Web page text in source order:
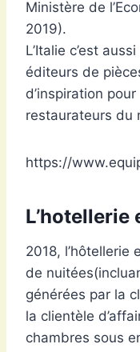
Ministère de
2019).
L’Italie c’est
éditeurs de
d’inspiration
restaurateurs du
https://
2018, l’hôtellerie
de
générées par la
la clientèle
chambres sous